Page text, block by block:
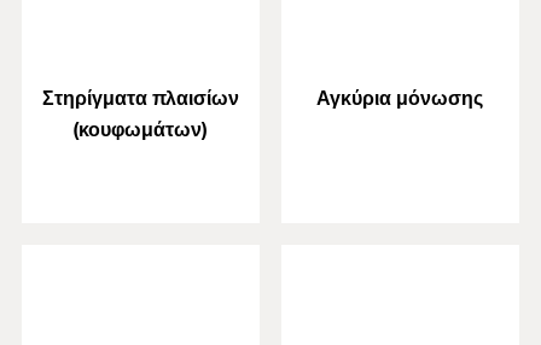
Στηρίγματα πλαισίων
(κουφωμάτων)
Αγκύρια μόνωσης